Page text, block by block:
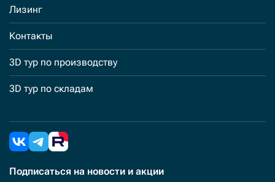
Лизинг
Контакты
3D тур по производству
3D тур по складам
Подписаться на новости и акции